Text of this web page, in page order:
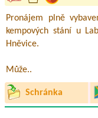
Pronájem plně
kempových stání u
Hněvice.
Může..
Schránka